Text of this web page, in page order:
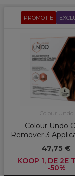
PROMOTIE
Colour Undo
Colour Undo
Remover 3
47,75 €
KOOP 1, DE 2E
-50%